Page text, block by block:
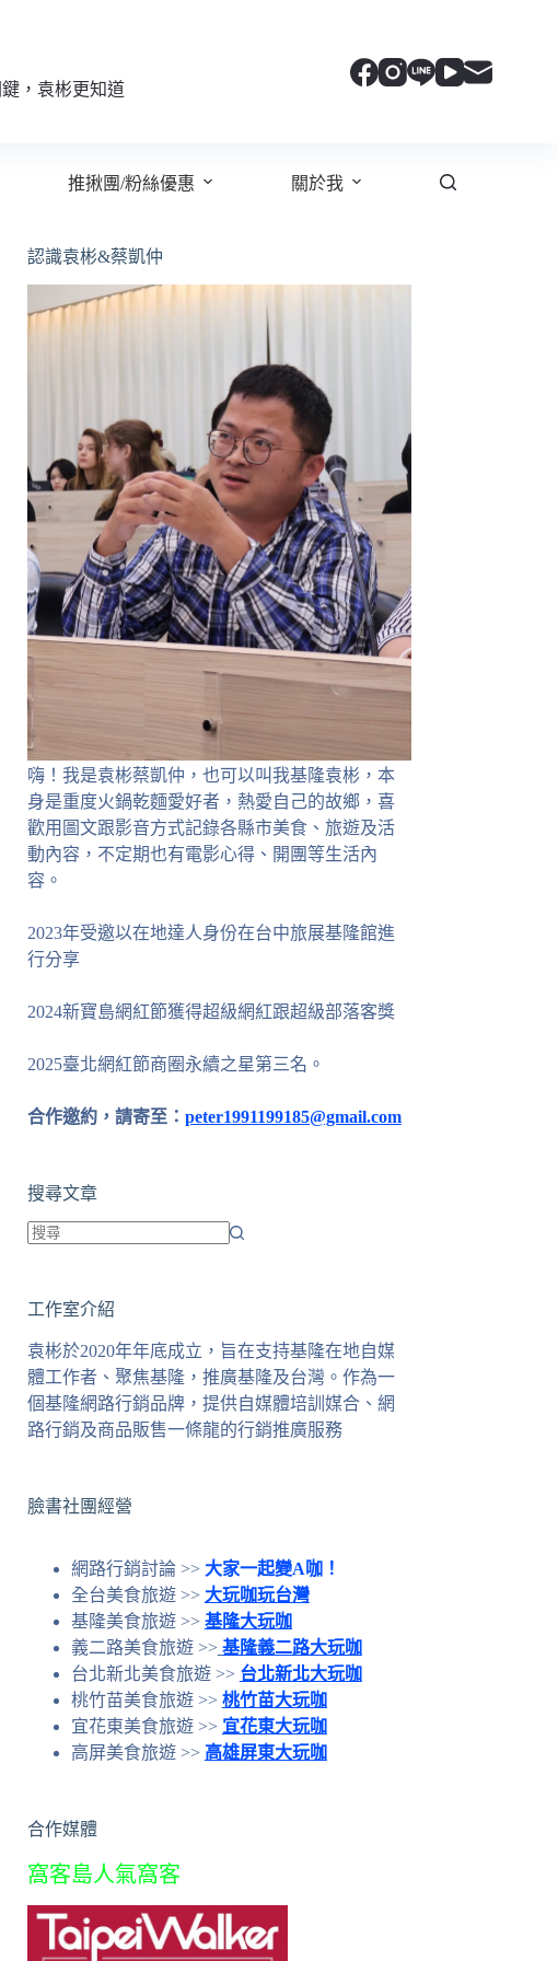
，袁彬更知道
推揪團/粉絲優惠 關於我
認識袁彬&蔡凱仲
嗨！我是袁彬蔡凱仲，也可以叫我基隆袁彬，本
身是重度火鍋乾麵愛好者，熱愛自己的故鄉，喜
歡用圖文跟影音方式記錄各縣市美食、旅遊及活
動內容，不定期也有電影心得、開團等生活內
容。
2023年受邀以在地達人身份在台中旅展基隆館進
行分享
2024新寶島網紅節獲得超級網紅跟超級部落客獎
2025臺北網紅節商圈永續之星第三名。
合作邀約，請寄至： peter1991199185@gmail.com
搜尋文章
到
合
條
件
的
果
工作室介紹
袁彬於2020年年底成立，旨在支持基隆在地自媒
體工作者、聚焦基隆，推廣基隆及台灣。作為一
個基隆網路行銷品牌，提供自媒體培訓媒合、網
路行銷及商品販售一條龍的行銷推廣服務
臉書社團經營
網路行銷討論 >> 大家一起變A咖！
全台美食旅遊 >> 大玩咖玩台灣
基隆美食旅遊 >> 基隆大玩咖
義二路美食旅遊 >> 基隆義二路大玩咖
台北新北美食旅遊 >> 台北新北大玩咖
桃竹苗美食旅遊 >> 桃竹苗大玩咖
宜花東美食旅遊 >> 宜花東大玩咖
高屏美食旅遊 >> 高雄屏東大玩咖
合作媒體
窩客島人氣窩客